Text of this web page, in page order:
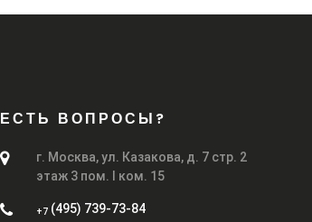
ЕСТЬ ВОПРОСЫ?
г. Москва, ул. Казакова, д. 7 стр. 2
этаж 3 пом. I ком. 15
+7(495) 739-73-84